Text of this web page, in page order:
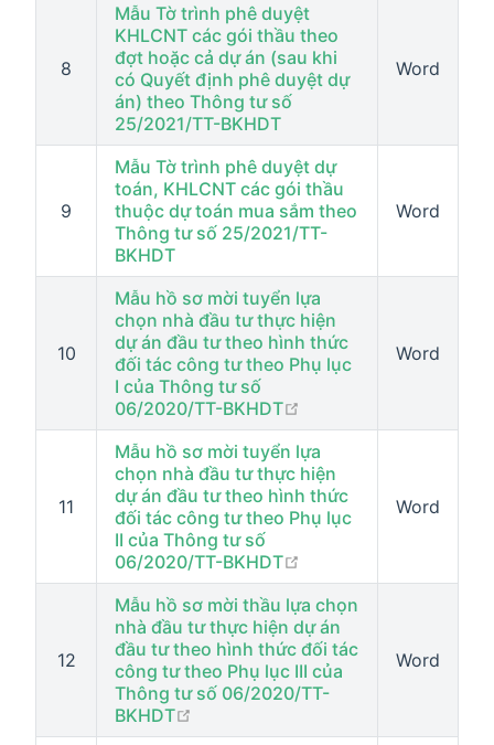
8
Mẫu Tờ trình phê duyệt
KHLCNT các gói thầu theo
đợt hoặc cả dự án (sau khi
có Quyết định phê duyệt dự
án) theo Thông tư số
25/2021/TT-BKHDT
Word
9
Mẫu Tờ trình phê duyệt dự
toán, KHLCNT các gói thầu
thuộc dự toán mua sắm theo
Thông tư số 25/2021/TT-
BKHDT
Word
10
Mẫu hồ sơ mời tuyển lựa
chọn nhà đầu tư thực hiện
dự án đầu tư theo hình thức
đối tác công tư theo Phụ lục
I của Thông tư số
06/2020/TT-BKHDT
Word
11
Mẫu hồ sơ mời tuyển lựa
chọn nhà đầu tư thực hiện
dự án đầu tư theo hình thức
đối tác công tư theo Phụ lục
II của Thông tư số
06/2020/TT-BKHDT
Word
12
Mẫu hồ sơ mời thầu lựa chọn
nhà đầu tư thực hiện dự án
đầu tư theo hình thức đối tác
công tư theo Phụ lục III của
Thông tư số 06/2020/TT-
BKHDT
Word